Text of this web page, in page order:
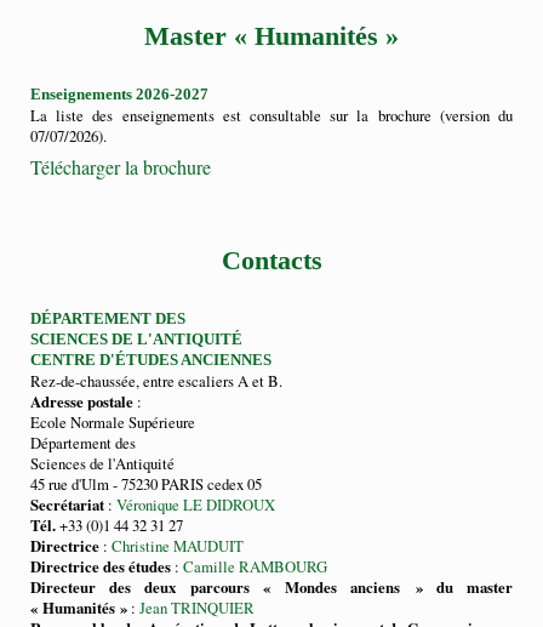
Master « Humanités »
Enseignements 2026-2027
La liste des enseignements est consultable sur la brochure (version du
07/07/2026).
Télécharger la brochure
Contacts
DÉPARTEMENT DES
SCIENCES DE L'ANTIQUITÉ
CENTRE D'ÉTUDES ANCIENNES
Rez-de-chaussée, entre escaliers A et B.
Adresse postale :
Ecole Normale Supérieure
Département des
Sciences de l'Antiquité
45 rue d'Ulm - 75230 PARIS cedex 05
Secrétariat : Véronique LE DIDROUX
Tél.+33 (0)1 44 32 31 27
Directrice : Christine MAUDUIT
Directrice des études : Camille RAMBOURG
Directeur des deux parcours « Mondes anciens » du master
« Humanités » : Jean TRINQUIER